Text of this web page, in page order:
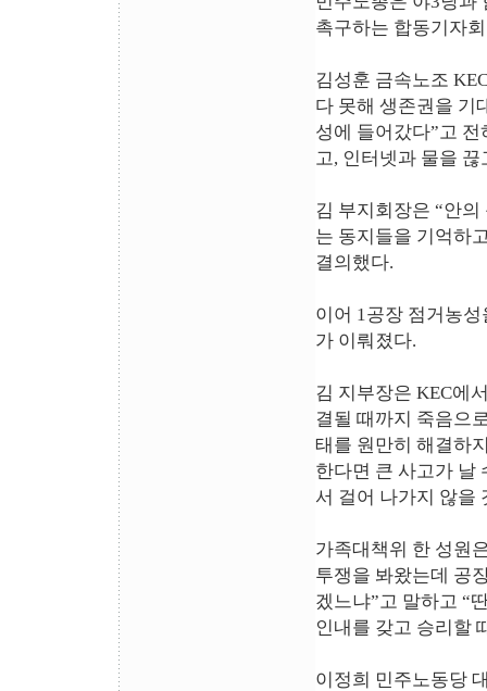
촉구하는 합동기자
김성훈 금속노조
다 못해 생존권을 기
성에 들어갔다”고
고, 인터넷과 물을
김 부지회장은 “안
는 동지들을 기억하
결의했다.
이어 1공장 점거농
가 이뤄졌다.
김 지부장은 KEC에
결될 때까지 죽음으
태를 원만히 해결하
한다면 큰 사고가 날
서 걸어 나가지 않을
가족대책위 한 성원
투쟁을 봐왔는데 공
겠느냐”고 말하고 “
인내를 갖고 승리할
이정희 민주노동당